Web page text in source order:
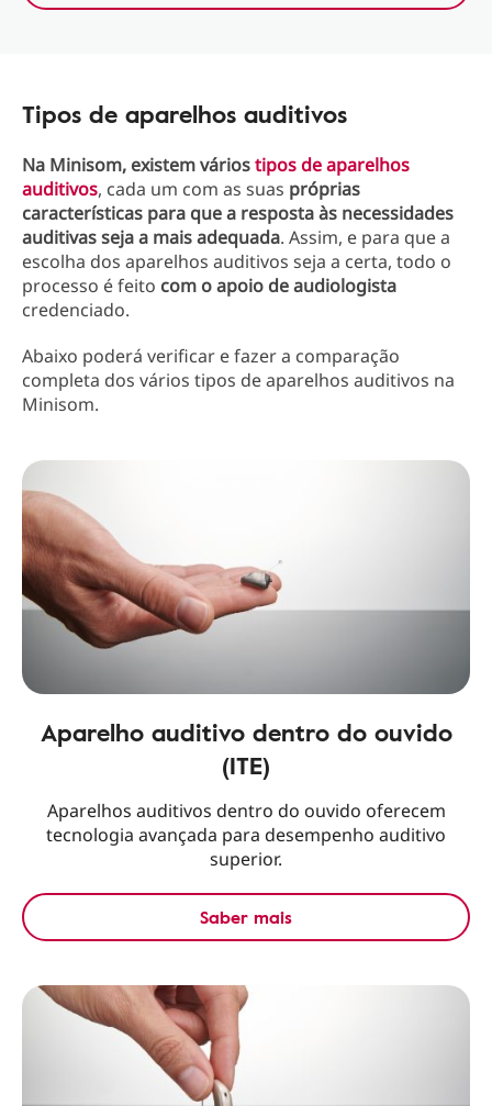
Tipos de aparelhos auditivos
Na Minisom, existem váriostipos de aparelhos
auditivos, cada um com as suas próprias
características para que a resposta às necessidades
auditivas seja a mais adequada. Assim, e para que a
escolha dos aparelhos auditivos seja a certa, todo o
processo é feito com o apoio de audiologista
credenciado.
Abaixo poderá verificar e fazer a comparação
completa dos vários tipos de aparelhos auditivos na
Minisom.
Aparelho auditivo dentro do ouvido
(ITE)
Aparelhos auditivos dentro do ouvido oferecem
tecnologia avançada para desempenho auditivo
superior.
Saber mais